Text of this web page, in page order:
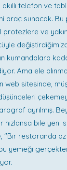
telefon ve
araç sunacak.
ve
kumandalara
Ama ele
web sitesinde,
ayrılmış.
bile yeni
"Bir restoranda
yemeği